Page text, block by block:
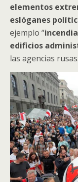
elementos
eslóganes
ejemplo “
edificios
las agencias rusas.